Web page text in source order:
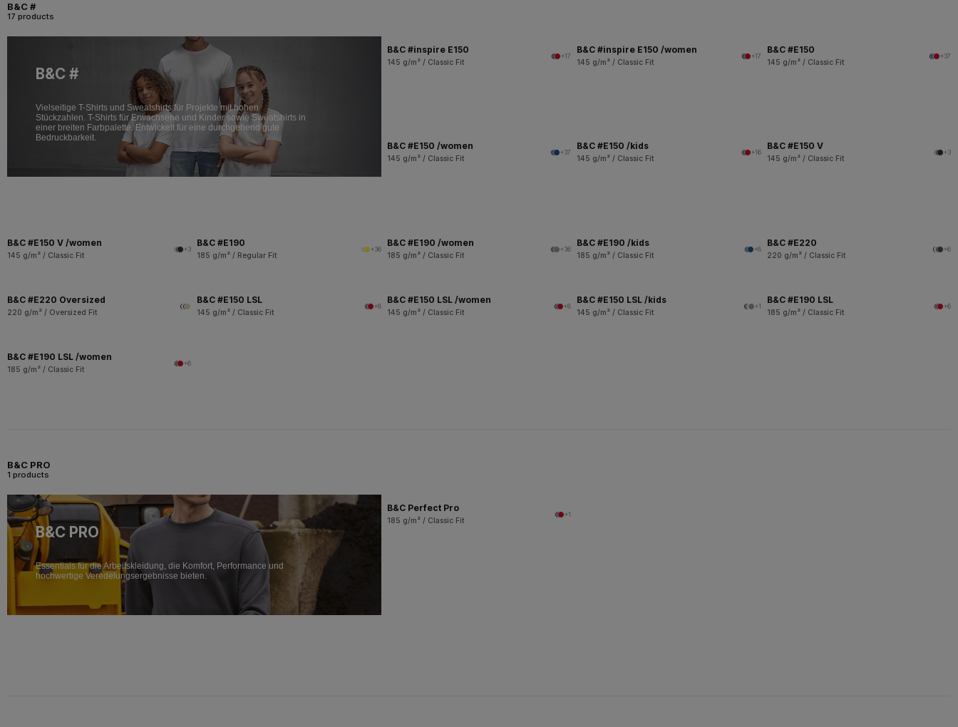
B&C #
17 products
B&C #
Vielseitige T-Shirts und Sweatshirts für Projekte mit hohen
Stückzahlen. T-Shirts für Erwachsene und Kinder sowie Sweatshirts in
einer breiten Farbpalette. Entwickelt für eine durchgehend gute
Bedruckbarkeit.
B&C #inspire E150
145 g/m² / Classic Fit
+17
B&C #inspire E150 /women
145 g/m² / Classic Fit
+17
B&C #E150
145 g/m² / Classic Fit
+37
B&C #E150 /women
145 g/m² / Classic Fit
+37
B&C #E150 /kids
145 g/m² / Classic Fit
+16
B&C #E150 V
145 g/m² / Classic Fit
+3
B&C #E150 V /women
145 g/m² / Classic Fit
+3
B&C #E190
185 g/m² / Regular Fit
+36
B&C #E190 /women
185 g/m² / Classic Fit
+36
B&C #E190 /kids
185 g/m² / Classic Fit
+8
B&C #E220
220 g/m² / Classic Fit
+6
B&C #E220 Oversized
220 g/m² / Oversized Fit
B&C #E150 LSL
145 g/m² / Classic Fit
+8
B&C #E150 LSL /women
145 g/m² / Classic Fit
+8
B&C #E150 LSL /kids
145 g/m² / Classic Fit
+1
B&C #E190 LSL
185 g/m² / Classic Fit
+6
B&C #E190 LSL /women
185 g/m² / Classic Fit
+6
B&C PRO
1 products
B&C PRO
Essentials für die Arbeitskleidung, die Komfort, Performance und
hochwertige Veredelungsergebnisse bieten.
B&C Perfect Pro
185 g/m² / Classic Fit
+1